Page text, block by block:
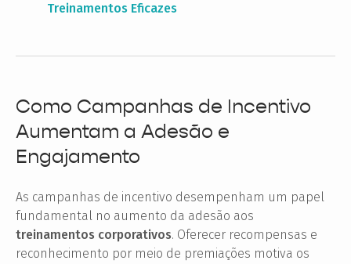
Treinamentos Eficazes
Como Campanhas de Incentivo
Aumentam a Adesão e
Engajamento
As campanhas de incentivo desempenham um papel
fundamental no aumento da adesão aos
treinamentos corporativos. Oferecer recompensas e
reconhecimento por meio de premiações motiva os